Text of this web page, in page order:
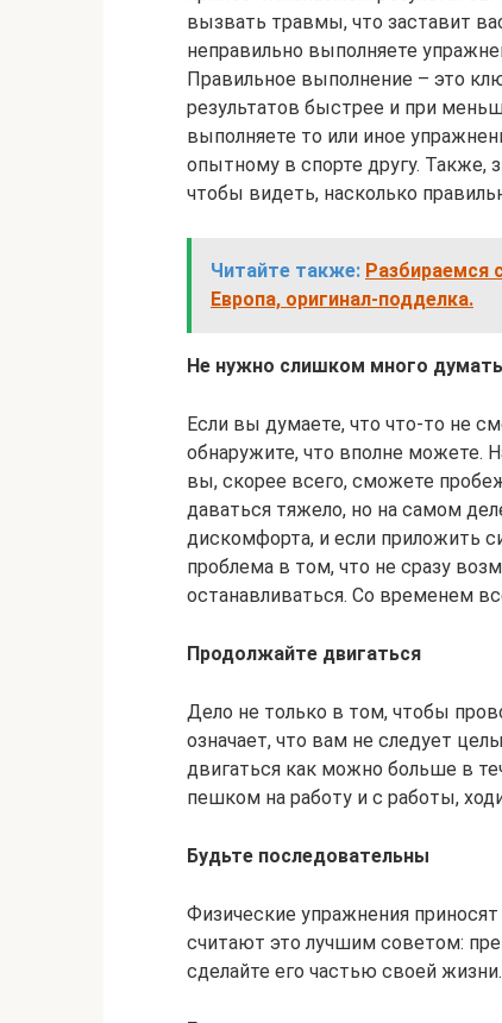
вызвать травмы, что заставит
неправильно выполняете
Правильное выполнение – это
результатов быстрее и при
выполняете то или иное
опытному в спорте другу. Также,
чтобы видеть, насколько
Читайте также: Разбираемся
Европа, оригинал-подделка.
Не нужно слишком много думать
Если вы думаете, что что-то не
обнаружите, что вполне можете.
вы, скорее всего, сможете
даваться тяжело, но на самом
дискомфорта, и если приложить
проблема в том, что не сразу
останавливаться. Со временем
Продолжайте двигаться
Дело не только в том, чтобы
означает, что вам не следует
двигаться как можно больше в
пешком на работу и с работы,
Будьте последовательны
Физические упражнения
считают это лучшим советом:
сделайте его частью своей жизни.